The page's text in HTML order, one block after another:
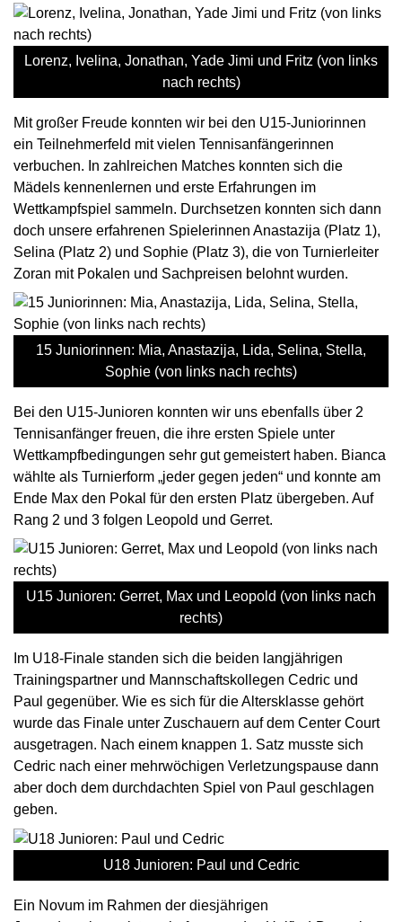
Lorenz, Ivelina, Jonathan, Yade Jimi und Fritz (von links
nach rechts)
Mit großer Freude konnten wir bei den U15-Juniorinnen
ein Teilnehmerfeld mit vielen Tennisanfängerinnen
verbuchen. In zahlreichen Matches konnten sich die
Mädels kennenlernen und erste Erfahrungen im
Wettkampfspiel sammeln. Durchsetzen konnten sich dann
doch unsere erfahrenen Spielerinnen Anastazija (Platz 1),
Selina (Platz 2) und Sophie (Platz 3), die von Turnierleiter
Zoran mit Pokalen und Sachpreisen belohnt wurden.
15 Juniorinnen: Mia, Anastazija, Lida, Selina, Stella,
Sophie (von links nach rechts)
Bei den U15-Junioren konnten wir uns ebenfalls über 2
Tennisanfänger freuen, die ihre ersten Spiele unter
Wettkampfbedingungen sehr gut gemeistert haben. Bianca
wählte als Turnierform „jeder gegen jeden“ und konnte am
Ende Max den Pokal für den ersten Platz übergeben. Auf
Rang 2 und 3 folgen Leopold und Gerret.
U15 Junioren: Gerret, Max und Leopold (von links nach
rechts)
Im U18-Finale standen sich die beiden langjährigen
Trainingspartner und Mannschaftskollegen Cedric und
Paul gegenüber. Wie es sich für die Altersklasse gehört
wurde das Finale unter Zuschauern auf dem Center Court
ausgetragen. Nach einem knappen 1. Satz musste sich
Cedric nach einer mehrwöchigen Verletzungspause dann
aber doch dem durchdachten Spiel von Paul geschlagen
geben.
U18 Junioren: Paul und Cedric
Ein Novum im Rahmen der diesjährigen